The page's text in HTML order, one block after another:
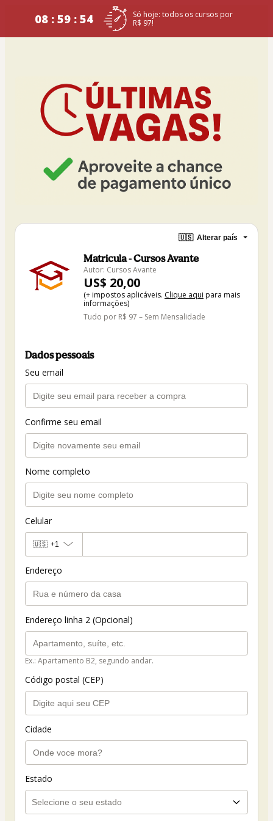
08 : 59 : 53
Só hoje: todos os cursos por
R$ 97!
🇺🇸 Alterar país
Matricula - Cursos Avante
Autor: Cursos Avante
US$ 20,00
(+ impostos aplicáveis. Clique aqui para mais
informações)
Tudo por R$ 97 – Sem Mensalidade
Dados pessoais
Seu email
Confirme seu email
Nome completo
Celular
🇺🇸 +1
Endereço
Endereço linha 2 (Opcional)
Ex.: Apartamento B2, segundo andar.
Código postal (CEP)
Cidade
Estado